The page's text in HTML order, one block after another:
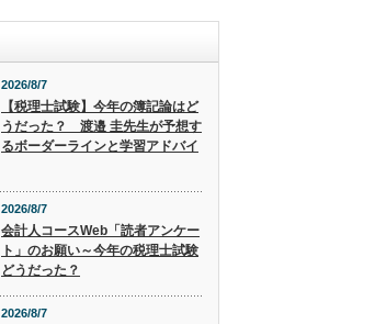
2026/8/7
【税理士試験】今年の簿記論はど
うだった？ 渡邉 圭先生が予想す
るボーダーラインと学習アドバイ
2026/8/7
会計人コースWeb「読者アンケー
ト」のお願い～今年の税理士試験
どうだった？
2026/8/7